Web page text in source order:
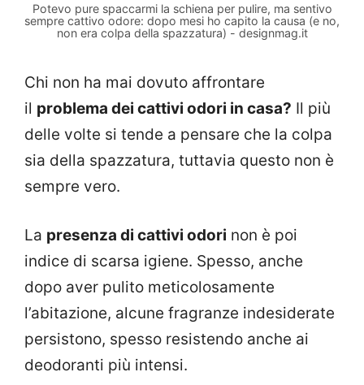
Potevo pure spaccarmi la schiena per pulire, ma sentivo
sempre cattivo odore: dopo mesi ho capito la causa (e no,
non era colpa della spazzatura) - designmag.it
Chi non ha mai dovuto affrontare
il problema dei cattivi odori in casa? Il più
delle volte si tende a pensare che la colpa
sia della spazzatura, tuttavia questo non è
sempre vero.
La presenza di cattivi odori non è poi
indice di scarsa igiene. Spesso, anche
dopo aver pulito meticolosamente
l’abitazione, alcune fragranze indesiderate
persistono, spesso resistendo anche ai
deodoranti più intensi.